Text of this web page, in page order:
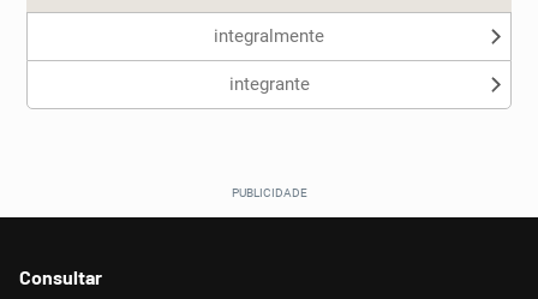
integralmente
integrante
Consultar